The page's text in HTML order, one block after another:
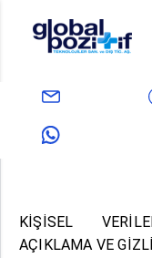
KVKK -
KİŞİSEL
AÇIKLAMA VE